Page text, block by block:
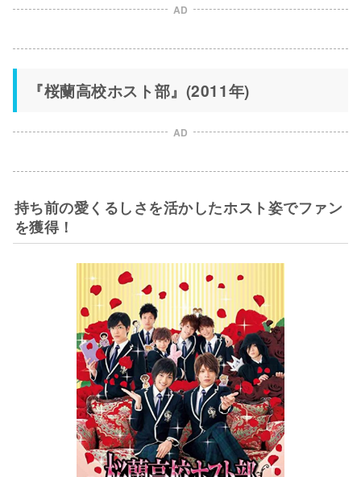
AD
『桜蘭高校ホスト部』(2011年)
AD
持ち前の愛くるしさを活かしたホスト姿でファン
を獲得！